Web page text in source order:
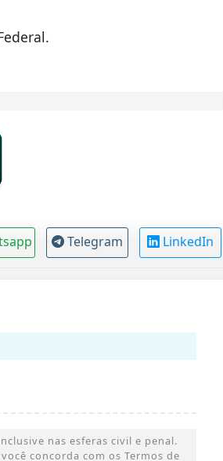
Telegram LinkedIn
nas esferas civil e penal.
concorda com os Termos de